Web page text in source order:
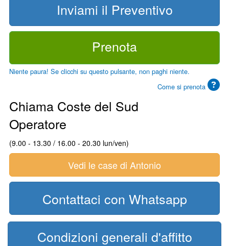
Prenota
Niente paura! Se clicchi su questo pulsante, non paghi niente.
Come si prenota
Chiama Coste del Sud
Operatore
(9.00 - 13.30 / 16.00 - 20.30 lun/ven)
Vedi le case di Antonio
Contattaci con Whatsapp
Condizioni generali d'affitto